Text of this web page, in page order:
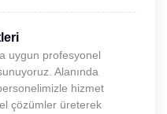
uygun profesyonel
Alanında
hizmet
çözümler üreterek